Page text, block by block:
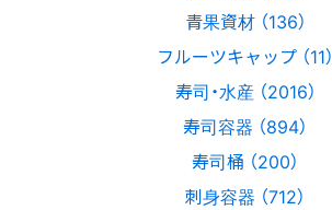
青果資材 （136）
フルーツキャップ （11）
寿司・水産 （2016）
寿司容器 （894）
寿司桶 （200）
刺身容器 （712）